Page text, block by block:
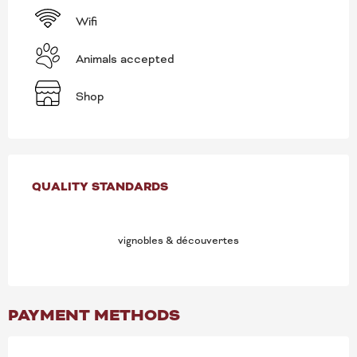
Wifi
Animals accepted
Shop
SERVICES OFFERED
QUALITY STANDARDS
QUALITY STANDARDS
vignobles & découvertes
PAYMENT METHODS